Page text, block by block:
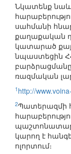
Նկատենք
սահմանի
քաղաքական
կատարած
նպաստեցին
ռազմական
1 http://
2Պատերազմի
պաշտոնատար
կարող է
ոլորտում։